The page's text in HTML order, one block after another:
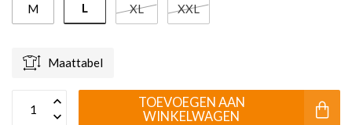
M L XL XXL
Maattabel
TOEVOEGEN AAN
WINKELWAGEN